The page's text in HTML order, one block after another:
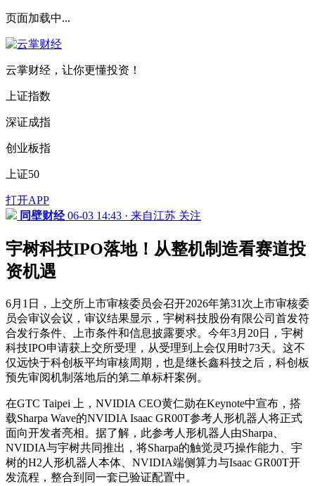
页面加载中...
云掌财经，让你更懂投资！
上证指数
深证成指
创业板指
上证50
打开APP
同壁财经 06-03 14:43 · 来自江苏 关注
宇树科技IPO落地！从整机制造看赛道投
资机遇
6月1日，上交所上市审核委员会召开2026年第31次上市审核委
员会审议会议，审议结果显示，宇树科技股份有限公司首发符
合发行条件、上市条件和信息披露要求。今年3月20日，宇树
科技IPO申请获上交所受理，从受理到上会仅用时73天。这不
仅远快于科创板平均审核周期，也是继长鑫科技之后，科创板
预先审阅机制落地后的第二单标杆案例。
在GTC Taipei 上，NVIDIA CEO黄仁勋在Keynote中宣布，搭
载Sharpa Wave的NVIDIA Isaac GR00T参考人形机器人将正式
面向开发者亮相。据了解，此参考人形机器人由Sharpa、
NVIDIA与宇树共同推出，将Sharpa的触觉灵巧操作能力、宇
树的H2人形机器人本体、NVIDIA端侧算力与Isaac GR00T开
发流程，整合到同一套已验证配置中。